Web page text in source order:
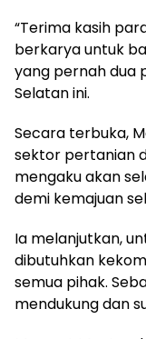
“Terima kasih
berkarya untuk
yang pernah dua
Selatan ini.
Secara terbuka,
sektor pertanian
mengaku akan
demi kemajuan
Ia melanjutkan,
dibutuhkan
semua pihak.
mendukung dan